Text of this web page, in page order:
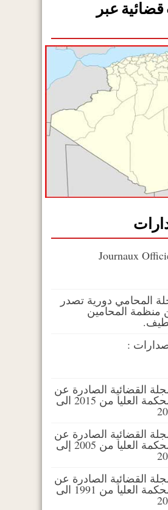
عبر
Journaux
المحامي دورية تصدر
منظمة المحامين
:
القضائية الصادرة عن
المحكمة العليا من 2015 الى
القضائية الصادرة عن
المحكمة العليا من 2005 إلى
القضائية الصادرة عن
المحكمة العليا من 1991 الى